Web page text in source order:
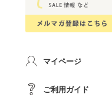
マイページ
ご利用ガイド